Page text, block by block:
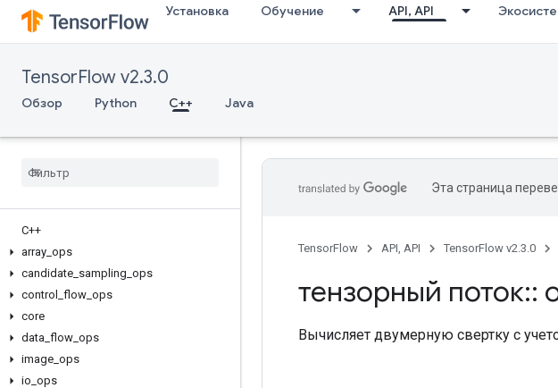
Установка Обучение API, API
TensorFlow v2.3.0
Обзор Python C++ Java
C++
array ops
candidate sampling ops
control
flow ops
core
data flow ops
image ops
io ops
Эта страница
TensorFlow API, API TensorFlow v2.3.0
тензорный поток::
Вычисляет двумерную свертку с